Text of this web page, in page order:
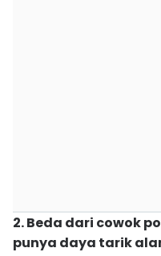
2. Beda dari cowok
punya daya tarik